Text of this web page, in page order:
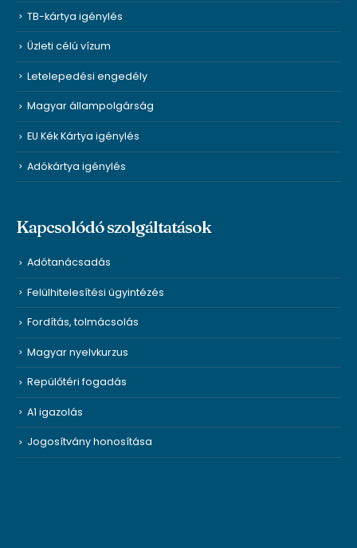
TB-kártya igénylés
Üzleti célú vízum
Letelepedési engedély
Magyar állampolgárság
EU Kék Kártya igénylés
Adókártya igénylés
Kapcsolódó szolgáltatások
Adótanácsadás
Felülhitelesítési ügyintézés
Fordítás, tolmácsolás
Magyar nyelvkurzus
Repülőtéri fogadás
A1 igazolás
Jogosítvány honosítása